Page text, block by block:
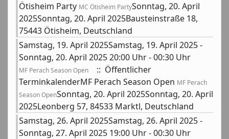
Ötisheim Party MC Ötisheim PartySonntag, 20. April
2025Sonntag, 20. April 2025Bausteinstraße 18,
75443 Ötisheim, Deutschland
Samstag, 19. April 2025Samstag, 19. April 2025 -
Sonntag, 20. April 2025 20:00 Uhr - 00:30 Uhr
MF Perach Season Open
:: Öffentlicher
TerminkalenderMF Perach Season Open MF Perach
Season OpenSonntag, 20. April 2025Sonntag, 20. April
2025Leonberg 57, 84533 Marktl, Deutschland
Samstag, 26. April 2025Samstag, 26. April 2025 -
Sonntag, 27. April 2025 19:00 Uhr - 00:30 Uhr